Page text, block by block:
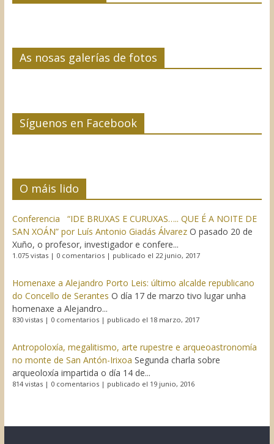
As nosas galerías de fotos
Síguenos en Facebook
O máis lido
Conferencia “IDE BRUXAS E CURUXAS….. QUE É A NOITE DE
SAN XOÁN” por Luís Antonio Giadás Álvarez O pasado 20 de
Xuño, o profesor, investigador e confere...
1.075 vistas| 0 comentarios| publicado el 22 junio, 2017
Homenaxe a Alejandro Porto Leis: último alcalde republicano
do Concello de Serantes O día 17 de marzo tivo lugar unha
homenaxe a Alejandro...
830 vistas| 0 comentarios| publicado el 18 marzo, 2017
Antropoloxía, megalitismo, arte rupestre e arqueoastronomía
no monte de San Antón-Irixoa Segunda charla sobre
arqueoloxía impartida o día 14 de...
814 vistas| 0 comentarios| publicado el 19 junio, 2016